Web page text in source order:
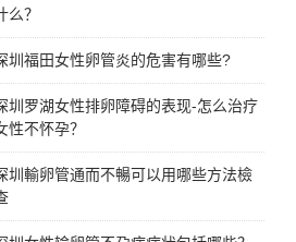
么？
圳福田女性卵管炎的危害有哪些?
圳罗湖女性排卵障碍的表现-怎么治疗
性不怀孕？
圳輸卵管通而不暢可以用哪些方法檢